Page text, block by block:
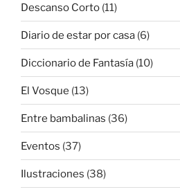
Descanso Corto (11)
Diario de estar por casa (6)
Diccionario de Fantasía (10)
El Vosque (13)
Entre bambalinas (36)
Eventos (37)
Ilustraciones (38)